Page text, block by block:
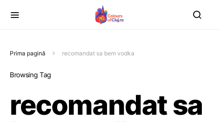
Prima pagină recomandat sa bem vodka
Browsing Tag
recomandat sa